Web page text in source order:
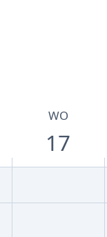
WO
17